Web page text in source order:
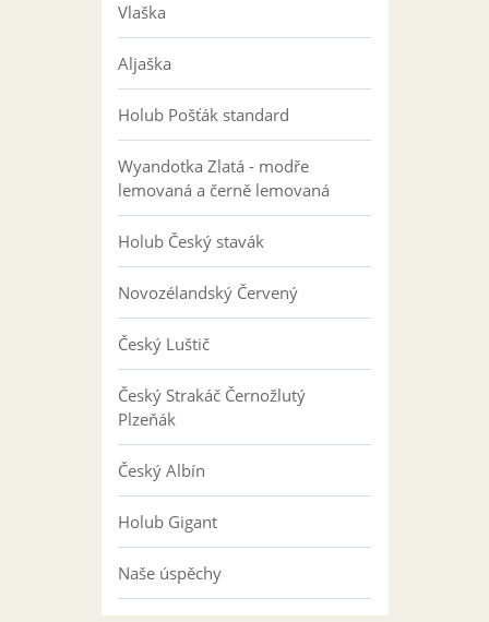
Vlaška
Aljaška
Holub Pošťák standard
Wyandotka Zlatá - modře
lemovaná a černě lemovaná
Holub Český stavák
Novozélandský Červený
Český Luštič
Český Strakáč Černožlutý
Plzeňák
Český Albín
Holub Gigant
Naše úspěchy